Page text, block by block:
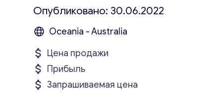
Опубликовано: 30.06.2022
Oceania - Australia
Цена продажи
Прибыль
Запрашиваемая цена